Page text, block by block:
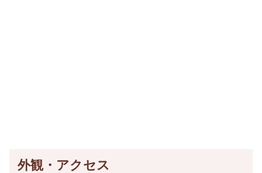
外観・アクセス